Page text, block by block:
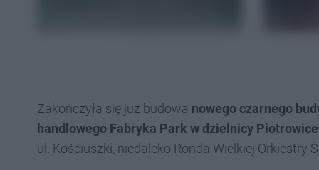
Zakończyła się już budowa nowego czarnego
handlowego Fabryka Park w dzielnicy Piotrowice
ul. Kościuszki, niedaleko Ronda Wielkiej Orkiestry